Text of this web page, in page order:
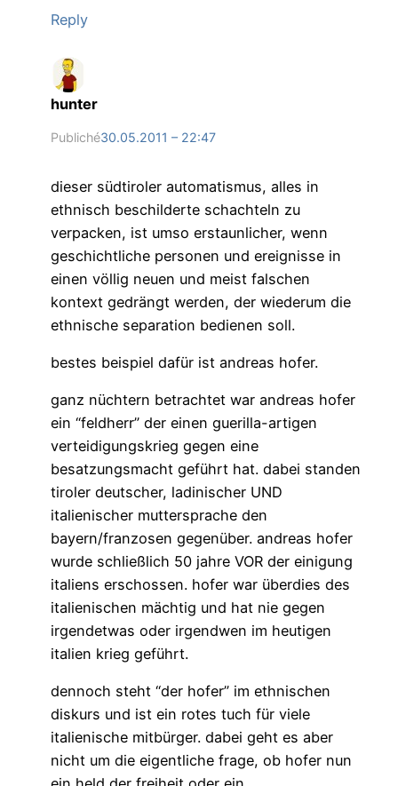
Reply
hunter
Publiché30.05.2011 – 22:47
dieser südtiroler automatismus, alles in
ethnisch beschilderte schachteln zu
verpacken, ist umso erstaunlicher, wenn
geschichtliche personen und ereignisse in
einen völlig neuen und meist falschen
kontext gedrängt werden, der wiederum die
ethnische separation bedienen soll.
bestes beispiel dafür ist andreas hofer.
ganz nüchtern betrachtet war andreas hofer
ein “feldherr” der einen guerilla-artigen
verteidigungskrieg gegen eine
besatzungsmacht geführt hat. dabei standen
tiroler deutscher, ladinischer UND
italienischer muttersprache den
bayern/franzosen gegenüber. andreas hofer
wurde schließlich 50 jahre VOR der einigung
italiens erschossen. hofer war überdies des
italienischen mächtig und hat nie gegen
irgendetwas oder irgendwen im heutigen
italien krieg geführt.
dennoch steht “der hofer” im ethnischen
diskurs und ist ein rotes tuch für viele
italienische mitbürger. dabei geht es aber
nicht um die eigentliche frage, ob hofer nun